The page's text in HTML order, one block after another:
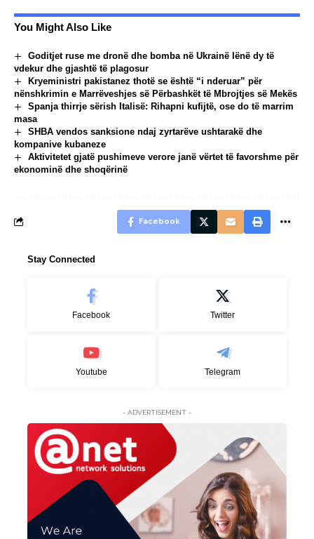
You Might Also Like
Goditjet ruse me dronë dhe bomba në Ukrainë lënë dy të
vdekur dhe gjashtë të plagosur
Kryeministri pakistanez thotë se është “i nderuar” për
nënshkrimin e Marrëveshjes së Përbashkët të Mbrojtjes së Mekës
Spanja thirrje sërish Italisë: Rihapni kufijtë, ose do të marrim
masa
SHBA vendos sanksione ndaj zyrtarëve ushtarakë dhe
kompanive kubaneze
Aktivitetet gjatë pushimeve verore janë vërtet të favorshme për
ekonominë dhe shoqërinë
Facebook
Stay Connected
Facebook Twitter
Youtube Telegram
- ADVERTISEMENT -